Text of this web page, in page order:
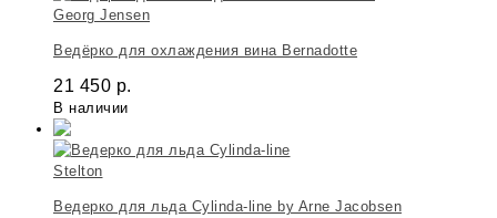
Georg Jensen
Ведёрко для охлаждения вина Bernadotte
21 450 р.
В наличии
Stelton
Ведерко для льда Cylinda-line by Arne Jacobsen